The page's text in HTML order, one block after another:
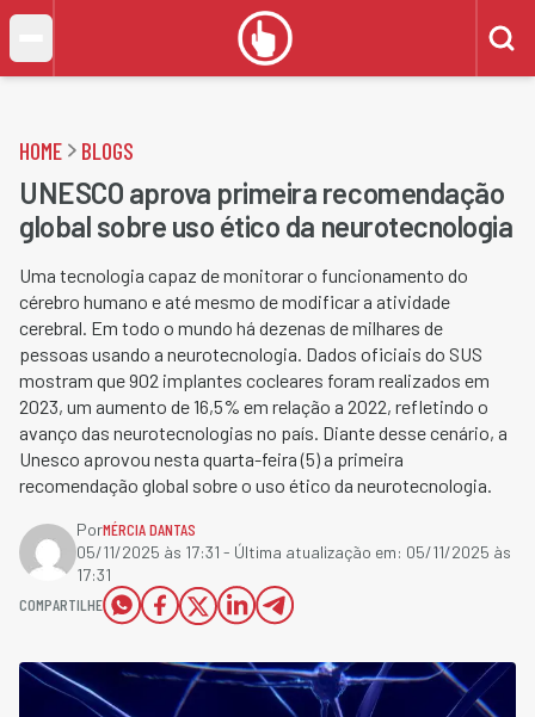
HOME BLOGS
UNESCO aprova primeira recomendação
global sobre uso ético da neurotecnologia
Uma tecnologia capaz de monitorar o funcionamento do
cérebro humano e até mesmo de modificar a atividade
cerebral. Em todo o mundo há dezenas de milhares de
pessoas usando a neurotecnologia. Dados oficiais do SUS
mostram que 902 implantes cocleares foram realizados em
2023, um aumento de 16,5% em relação a 2022, refletindo o
avanço das neurotecnologias no país. Diante desse cenário, a
Unesco aprovou nesta quarta-feira (5) a primeira
recomendação global sobre o uso ético da neurotecnologia.
PorMÉRCIA DANTAS
05/11/2025 às 17:31 - Última atualização em: 05/11/2025 às
17:31
COMPARTILHE